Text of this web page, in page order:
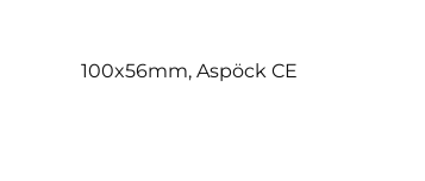
100x56mm, Aspöck CE